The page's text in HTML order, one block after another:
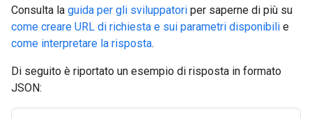
Consulta la guida per gli sviluppatori per saperne di più su
come creare URL di richiesta e sui parametri disponibili e
come interpretare la risposta.
Di seguito è riportato un esempio di risposta in formato
JSON: